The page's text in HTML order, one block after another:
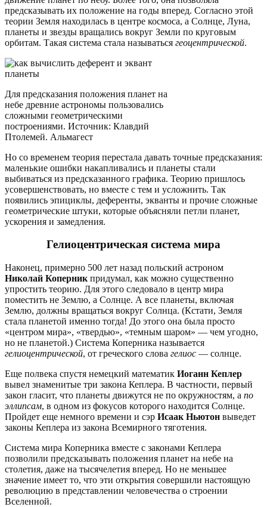
предсказывать их положение на годы вперед. Согласно этой
теории Земля находилась в центре космоса, а Солнце, Луна,
планеты и звезды вращались вокруг Земли по круговым
орбитам. Такая система стала называться геоцентрической.
Для предсказания положения планет на
небе древние астрономы пользовались
сложными геометрическими
построениями. Источник: Клавдий
Птолемей. Альмагест
Но со временем теория перестала давать точные предсказания:
маленькие ошибки накапливались и планеты стали
выбиваться из предсказанного графика. Теорию пришлось
усовершенствовать, но вместе с тем и усложнить. Так
появились эпициклы, деференты, экванты и прочие сложные
геометрические штуки, которые объясняли петли планет,
ускорения и замедления.
Гелиоцентрическая система мира
Наконец, примерно 500 лет назад польский астроном
Николай Коперник придумал, как можно существенно
упростить теорию. Для этого следовало в центр мира
поместить не Землю, а Солнце. А все планеты, включая
Землю, должны вращаться вокруг Солнца. (Кстати, Земля
стала планетой именно тогда! До этого она была просто
«центром мира», «твердью», «темным шаром» — чем угодно,
но не планетой.) Система Коперника называется
гелиоцентрической, от греческого слова гелиос — солнце.
Еще полвека спустя немецкий математик Иоганн Кеплер
вывел знаменитые три закона Кеплера. В частности, первый
закон гласит, что планеты движутся не по окружностям, а по
эллипсам, в одном из фокусов которого находится Солнце.
Пройдет еще немного времени и сэр Исаак Ньютон выведет
законы Кеплера из закона Всемирного тяготения.
Система мира Коперника вместе с законами Кеплера
позволили предсказывать положения планет на небе на
столетия, даже на тысячелетия вперед. Но не меньшее
значение имеет то, что эти открытия совершили настоящую
революцию в представлении человечества о строении
Вселенной.